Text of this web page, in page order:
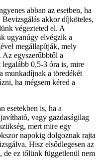
abban az esetben, ha
akkor díjköteles,
végezteted el. A
ugyanúgy elvégzik a
megállapítják, mely
Az egyszerűbbtől a
0,5-3 óra is, mire
munkadíjnak a töredékét
ha mégsem kéred a
esetekben is, ha a
vagy gazdaságilag
mert mire egy
napokig dolgoznak rajta
Hisz elsődlegesen az
de ez tőlünk függetlenül nem